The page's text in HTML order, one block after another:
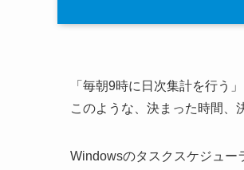
「毎朝9時に日次集計を行う
このような、決まった時間、
Windowsのタスクスケジュー